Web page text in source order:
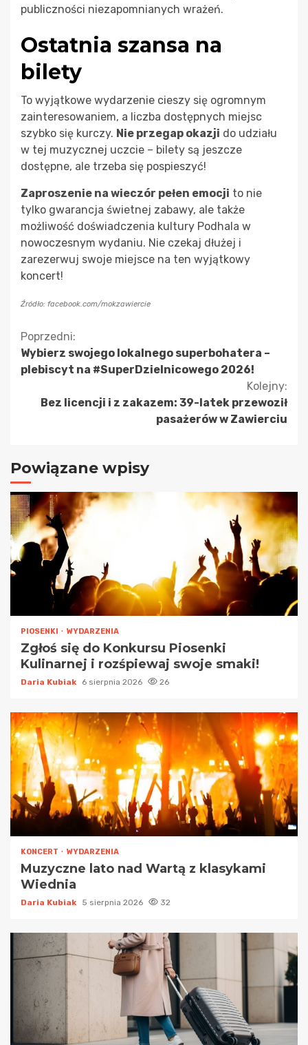
publiczności niezapomnianych wrażeń.
Ostatnia szansa na
bilety
To wyjątkowe wydarzenie cieszy się ogromnym
zainteresowaniem, a liczba dostępnych miejsc
szybko się kurczy. Nie przegap okazji do udziału
w tej muzycznej uczcie – bilety są jeszcze
dostępne, ale trzeba się pospieszyć!
Zaproszenie na wieczór pełen emocji to nie
tylko gwarancja świetnej zabawy, ale także
możliwość doświadczenia kultury Podhala w
nowoczesnym wydaniu. Nie czekaj dłużej i
zarezerwuj swoje miejsce na ten wyjątkowy
koncert!
Źródło: facebook.com/mokzawiercie
Kontynuuj
czytanie
Poprzedni:
Wybierz swojego lokalnego superbohatera –
plebiscyt na #SuperDzielnicowego 2026!
Kolejny:
Bez licencji i z zakazem: 39-latek przewoził
pasażerów w Zawierciu
Powiązane wpisy
PIOSENKI WYDARZENIA
Zgłoś się do Konkursu Piosenki
Kulinarnej i rozśpiewaj swoje smaki!
Daria Kubiak 6 sierpnia 2026 26
KONCERT WYDARZENIA
Muzyczne lato nad Wartą z klasykami
Wiednia
Daria Kubiak 5 sierpnia 2026 32